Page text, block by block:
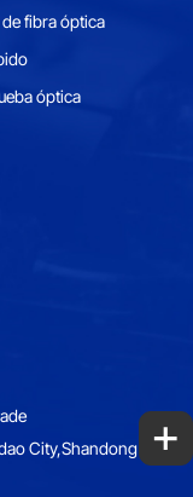
fibra óptica
óptica
City,Shandong +